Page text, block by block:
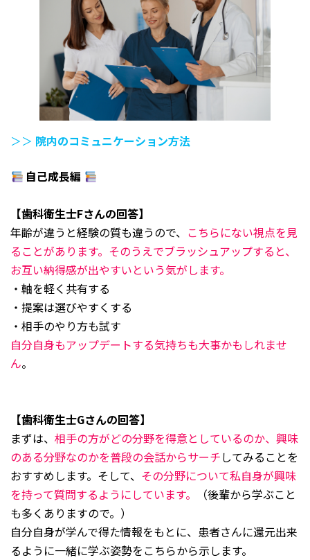
＞＞ 院内のコミュニケーション方法
自己成長編
【歯科衛生士Fさんの回答】
年齢が違うと経験の質も違うので、 こちらにない視点を見
ることがあります。そのうえでブラッシュアップすると、
お互い納得感が出やすいという気がします。
・軸を軽く共有する
・提案は選びやすくする
・相手のやり方も試す
自分自身もアップデートする気持ちも大事かもしれませ
ん。
【歯科衛生士Gさんの回答】
まずは、 相手の方がどの分野を得意としているのか、興味
のある分野なのかを普段の会話からサーチしてみることを
おすすめします。そして、 その分野について私自身が興味
を持って質問するようにしています。
（後輩から学ぶこと
も多くありますので。）
自分自身が学んで得た情報をもとに、患者さんに還元出来
るように一緒に学ぶ姿勢をこちらから示します。